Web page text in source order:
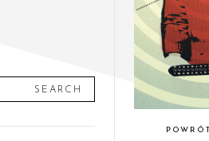
SEARCH